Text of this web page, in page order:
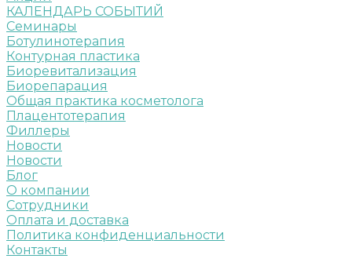
КАЛЕНДАРЬ СОБЫТИЙ
Семинары
Ботулинотерапия
Контурная пластика
Биоревитализация
Биорепарация
Общая практика косметолога
Плацентотерапия
Филлеры
Новости
Новости
Блог
О компании
Сотрудники
Оплата и доставка
Политика конфиденциальности
Контакты